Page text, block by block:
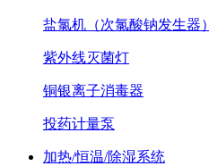
盐氯机（次氯酸钠发生器）
紫外线灭菌灯
铜银离子消毒器
投药计量泵
加热/恒温/除湿系统